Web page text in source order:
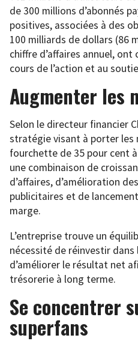
de 300 millions d’abonnés
positives, associées à des
100 milliards de dollars (86
chiffre d’affaires annuel,
cours de l’action et au
Augmenter les
Selon le directeur financier
stratégie visant à porter les
fourchette de 35 pour cent
une combinaison de
d’affaires, d’amélioration
publicitaires et de
marge.
L’entreprise trouve un
nécessité de réinvestir
d’améliorer le résultat net
trésorerie à long terme.
Se concentrer
superfans